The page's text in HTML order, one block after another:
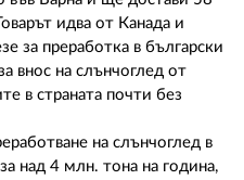
идва от Канада и
за преработка в български
внос на слънчоглед от
в страната почти без
на слънчоглед в
над 4 млн. тона на година,
ЗА БИСКВИТКИТЕ